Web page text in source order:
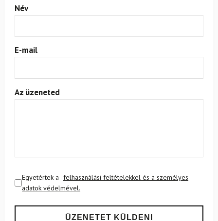
Név
E-mail
Az üzeneted
Egyetértek a felhasználási feltételekkel és a személyes
adatok védelmével.